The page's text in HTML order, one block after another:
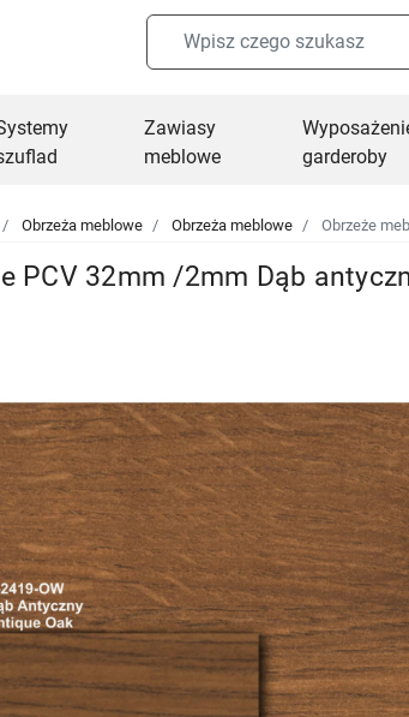
Zawiasy
meblowe
garderoby
Obrzeża meblowe Obrzeża meblowe Obrzeże
PCV 32mm /2mm Dąb